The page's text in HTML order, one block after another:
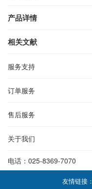
产品详情
相关文献
服务支持
订单服务
售后服务
关于我们
电话： 025-8369-7070
友情链接：